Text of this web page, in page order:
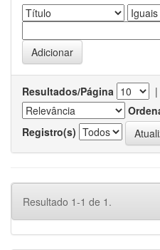
Resultados/Página |
Registro(s)
Resultado 1-1 de 1.